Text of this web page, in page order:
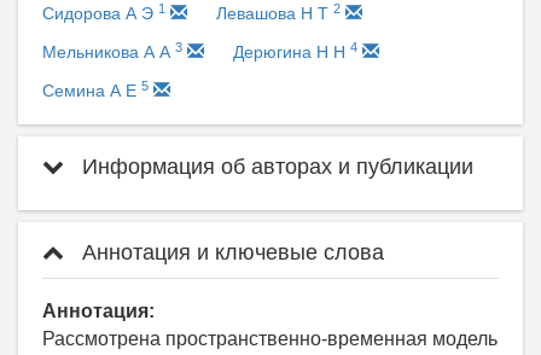
Сидорова А Э 1 Левашова Н Т 2
Мельникова А А 3 Дерюгина Н Н 4
Семина А Е 5
Информация об авторах и публикации
Аннотация и ключевые слова
Аннотация:
Рассмотрена пространственно-временная модель